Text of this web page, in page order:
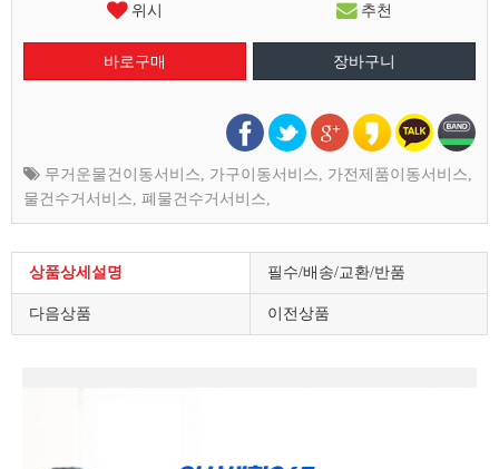
위시 추천
무거운물건이동서비스, 가구이동서비스, 가전제품이동서비스,
물건수거서비스, 폐물건수거서비스,
상품상세설명 필수/배송/교환/반품
다음상품 이전상품